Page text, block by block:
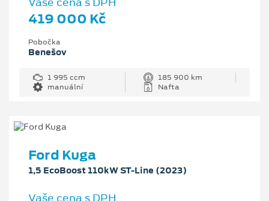
419 000 Kč
Pobočka
Benešov
1 995 ccm
185 900 km
manuální
Nafta
Ford Kuga
1,5 EcoBoost 110kW ST-Line (2023)
Vaše cena s DPH